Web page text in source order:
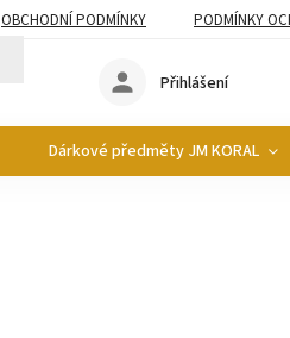
OBCHODNÍ PODMÍNKY PODMÍNKY
Přihlášení
Dárkové předměty JM KORAL